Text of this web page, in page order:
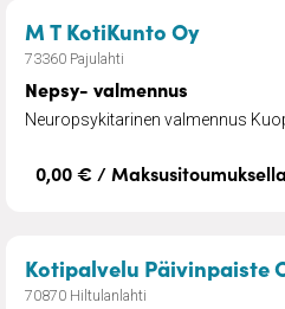
M T KotiKunto Oy–
73360 Pajulahti
Nepsy- valmennus
Neuropsykitarinen valmennus
0,00 € / Maksusitoumuksella
Kotipalvelu Päivinpaiste
70870 Hiltulanlahti